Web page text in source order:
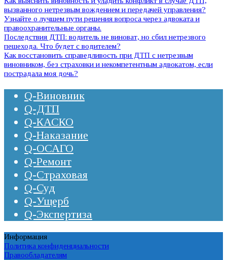
вызванного нетрезвым вождением и передачей управления?
Узнайте о лучшем пути решения вопроса через адвоката и
правоохранительные органы.
Последствия ДТП: водитель не виноват, но сбил нетрезвого
пешехода. Что будет с водителем?
Как восстановить справедливость при ДТП с нетрезвым
виновником, без страховки и некомпетентным адвокатом, если
пострадала моя дочь?
Q-Виновник
Q-ДТП
Q-КАСКО
Q-Наказание
Q-ОСАГО
Q-Ремонт
Q-Страховая
Q-Суд
Q-Ущерб
Q-Экспертиза
Информация
Политика конфиденциальности
Правообладателям